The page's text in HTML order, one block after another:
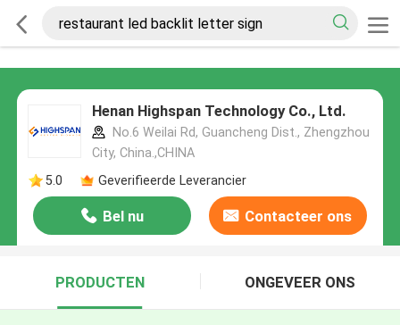
Henan Highspan Technology Co., Ltd.
No.6 Weilai Rd, Guancheng Dist., Zhengzhou
City, China.,CHINA
5.0
Geverifieerde Leverancier
Bel nu Contacteer ons
PRODUCTEN ONGEVEER ONS